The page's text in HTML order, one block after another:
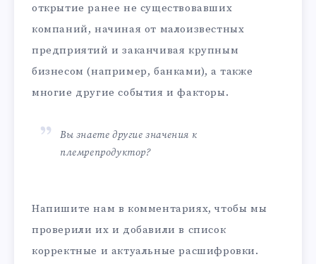
открытие ранее не существовавших
компаний, начиная от малоизвестных
предприятий и заканчивая крупным
бизнесом (например, банками), а также
многие другие события и факторы.
Вы знаете другие значения к
племрепродуктор?
Напишите нам в комментариях, чтобы мы
проверили их и добавили в список
корректные и актуальные расшифровки.